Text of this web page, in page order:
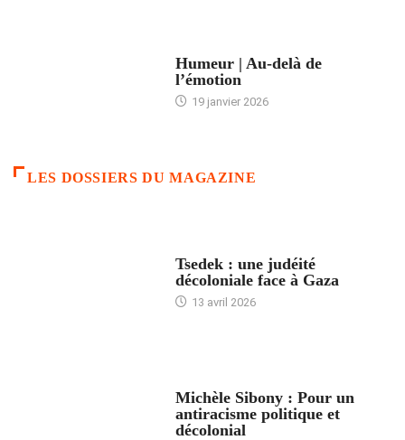
Humeur | Au-delà de
l’émotion
19 janvier 2026
LES DOSSIERS DU MAGAZINE
Tsedek : une judéité
décoloniale face à Gaza
13 avril 2026
Michèle Sibony : Pour un
antiracisme politique et
décolonial